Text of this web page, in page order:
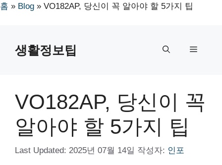
홈 » Blog » VO182AP, 당신이 꼭 알아야 할 5가지 팁
생활정보팁 메
VO182AP, 당신이 꼭
알아야 할 5가지 팁
Last Updated: 2025년 07월 14일 작성자: 인포